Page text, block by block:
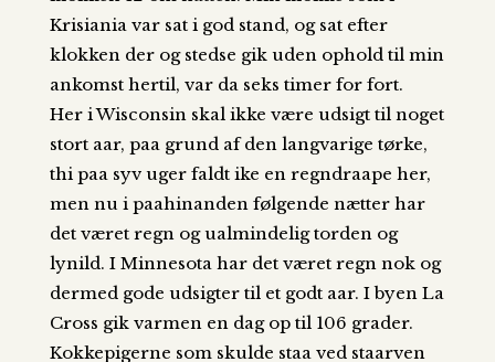
Krisiania var sat i god stand, og sat efter
klokken der og stedse gik uden ophold til min
ankomst hertil, var da seks timer for fort.
Her i Wisconsin skal ikke være udsigt til noget
stort aar, paa grund af den langvarige tørke,
thi paa syv uger faldt ike en regndraape her,
men nu i paahinanden følgende nætter har
det været regn og ualmindelig torden og
lynild. I Minnesota har det været regn nok og
dermed gode udsigter til et godt aar. I byen La
Cross gik varmen en dag op til 106 grader.
Kokkepigerne som skulde staa ved staarven